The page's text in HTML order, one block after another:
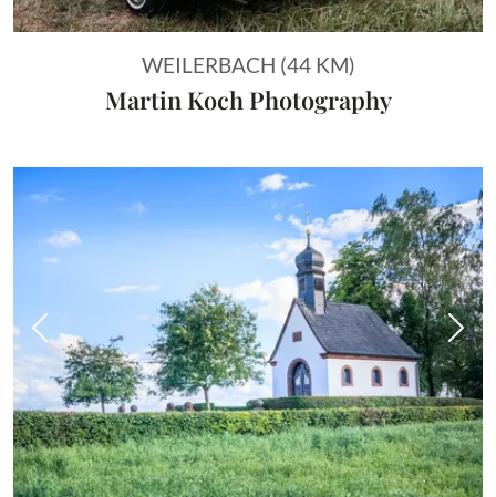
WEILERBACH (44 KM)
Martin Koch Photography
Vorheriges Bild